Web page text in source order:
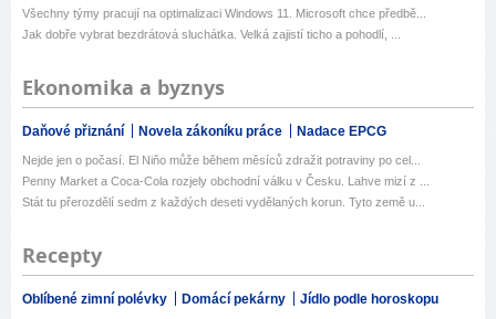
Všechny týmy pracují na optimalizaci Windows 11. Microsoft chce předbě...
Jak dobře vybrat bezdrátová sluchátka. Velká zajistí ticho a pohodlí, ...
Ekonomika a byznys
Daňové přiznání Novela zákoníku práce Nadace EPCG
Nejde jen o počasí. El Niňo může během měsíců zdražit potraviny po cel...
Penny Market a Coca-Cola rozjely obchodní válku v Česku. Lahve mizí z ...
Stát tu přerozdělí sedm z každých deseti vydělaných korun. Tyto země u...
Recepty
Oblíbené zimní polévky Domácí pekárny Jídlo podle horoskopu